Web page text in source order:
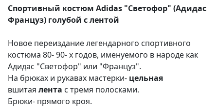
Спортивный костюм Adidas "Светофор" (Адидас
Француз) голубой с лентой
Новое переиздание легендарного спортивного
костюма 80- 90- х годов, именуемого в народе как
Адидас "Светофор" или "Француз".
На брюках и рукавах мастерки- цельная
вшитая лента с тремя полосками.
Брюки- прямого кроя.